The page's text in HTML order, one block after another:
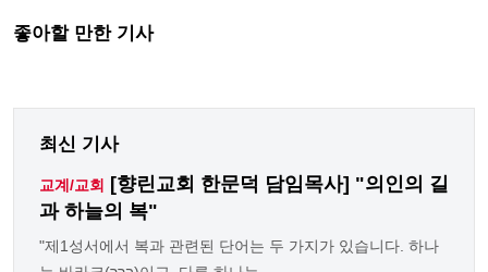
좋아할 만한 기사
최신 기사
교계/교회 [향린교회 한문덕 담임목사] "의인의 길
과 하늘의 복"
"제1성서에서 복과 관련된 단어는 두 가지가 있습니다. 하나